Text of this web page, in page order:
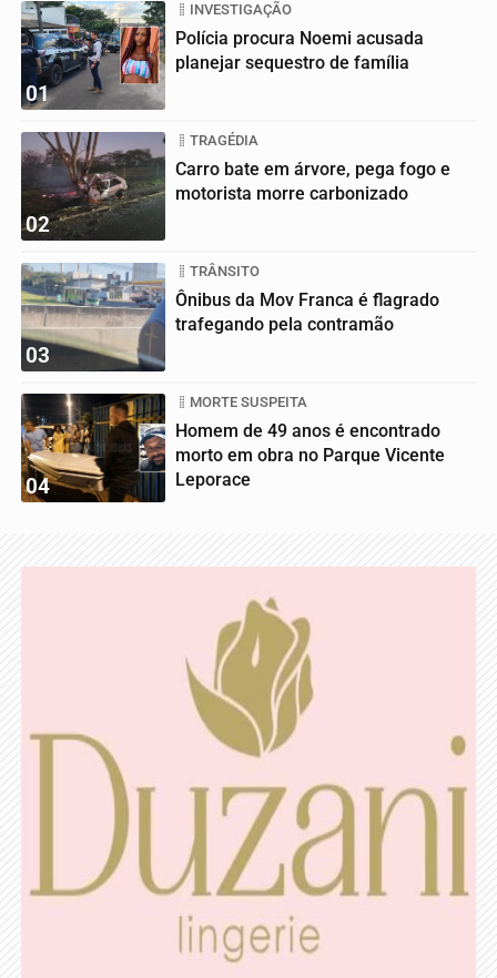
01
INVESTIGAÇÃO
Polícia procura Noemi acusada
planejar sequestro de família
02
TRAGÉDIA
Carro bate em árvore, pega fogo e
motorista morre carbonizado
03
TRÂNSITO
Ônibus da Mov Franca é flagrado
trafegando pela contramão
04
MORTE SUSPEITA
Homem de 49 anos é encontrado
morto em obra no Parque Vicente
Leporace